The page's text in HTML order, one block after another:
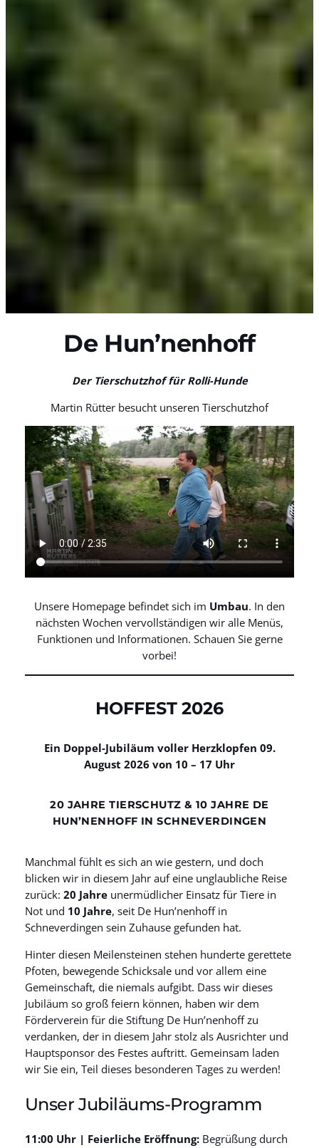
De Hun’nenhoff
Der Tierschutzhof für Rolli-Hunde
Martin Rütter besucht unseren Tierschutzhof
Unsere Homepage befindet sich im Umbau. In den
nächsten Wochen vervollständigen wir alle Menüs,
Funktionen und Informationen. Schauen Sie gerne
vorbei!
HOFFEST 2026
Ein Doppel-Jubiläum voller Herzklopfen 09.
August 2026 von 10 – 17 Uhr
20 JAHRE TIERSCHUTZ & 10 JAHRE DE
HUN’NENHOFF IN SCHNEVERDINGEN
Manchmal fühlt es sich an wie gestern, und doch
blicken wir in diesem Jahr auf eine unglaubliche Reise
zurück: 20 Jahreunermüdlicher Einsatz für Tiere in
Not und 10 Jahre, seit De Hun’nenhoff in
Schneverdingen sein Zuhause gefunden hat.
Hinter diesen Meilensteinen stehen hunderte gerettete
Pfoten, bewegende Schicksale und vor allem eine
Gemeinschaft, die niemals aufgibt. Dass wir dieses
Jubiläum so groß feiern können, haben wir dem
Förderverein für die Stiftung De Hun’nenhoff zu
verdanken, der in diesem Jahr stolz als Ausrichter und
Hauptsponsor des Festes auftritt. Gemeinsam laden
wir Sie ein, Teil dieses besonderen Tages zu werden!
Unser Jubiläums-Programm
11:00 Uhr | Feierliche Eröffnung:Begrüßung durch